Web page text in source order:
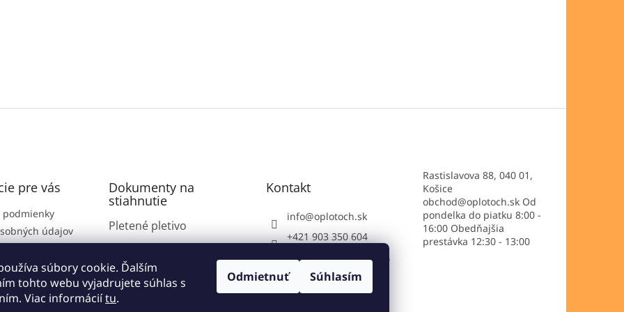
súbory cookie. Ďalším
tohto webu vyjadrujete súhlas s
Viac informáciítu.
Odmietnuť Súhlasím
pre vás
podmienky
údajov
podmienky
od zmluny
Dokumenty na
stiahnutie
Pletené pletivo
Zvárané pletivo
Kontakt
info@oplotoch.sk
+421 903 350 604
https://www.facebook.
com/vsetkooplotoch/
vsetkooplotoch/
Rastislavova 88, 040 01,
Košice
obchod@oplotoch.sk Od
pondelka do piatku 8:00 -
16:00 Obedňajšia
prestávka 12:30 - 13:00